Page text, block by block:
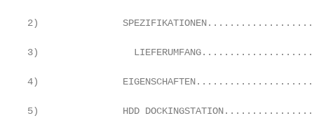
2)		 SPEZIFIKATIONEN...........................................................3
3) 		   LIEFERUMFANG...........................................................4
4)		 EIGENSCHAFTEN............................................................4
5)		 HDD DOCKINGSTATION..............................................................4